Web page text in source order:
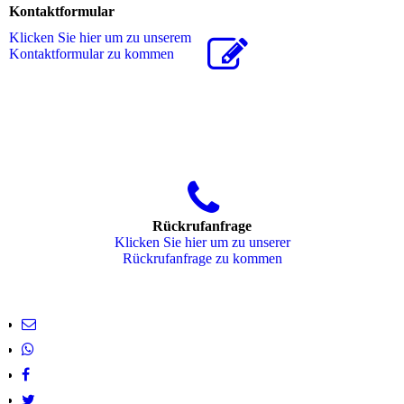
Kontaktformular
Klicken Sie hier um zu unserem
Kon­takt­for­mu­lar zu kommen
Rückrufanfrage
Klicken Sie hier um zu unserer
Rückrufanfrage zu kommen